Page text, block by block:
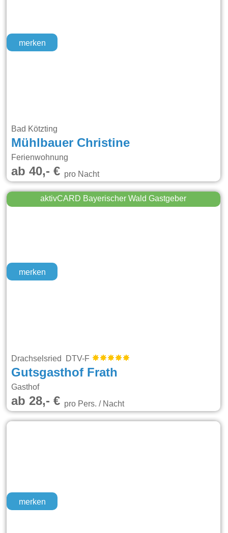
merken
Bad Kötzting
Mühlbauer Christine
Ferienwohnung
ab 40,- €pro Nacht
merken
aktivCARD Bayerischer Wald Gastgeber
Drachselsried DTV-F
Gutsgasthof Frath
Gasthof
ab 28,- €pro Pers. / Nacht
merken